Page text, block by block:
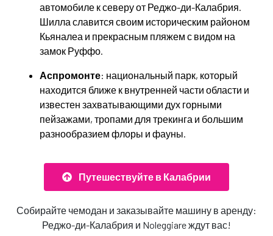
автомобиле к северу от Реджо-ди-Калабрия.
Шилла славится своим историческим районом
Кьяналеа и прекрасным пляжем с видом на
замок Руффо.
Аспромонте: национальный парк, который
находится ближе к внутренней части области и
известен захватывающими дух горными
пейзажами, тропами для трекинга и большим
разнообразием флоры и фауны.
Путешествуйте в Калабрии
Собирайте чемодан и заказывайте машину в аренду:
Реджо-ди-Калабрия и Noleggiare ждут вас!